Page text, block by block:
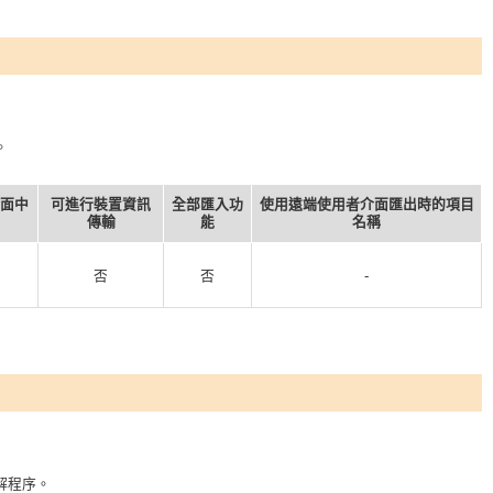
中
可進行裝置資訊
傳輸
全部匯入功
能
使用遠端使用者介面匯出時的項目
名稱
否 否 -
程序。